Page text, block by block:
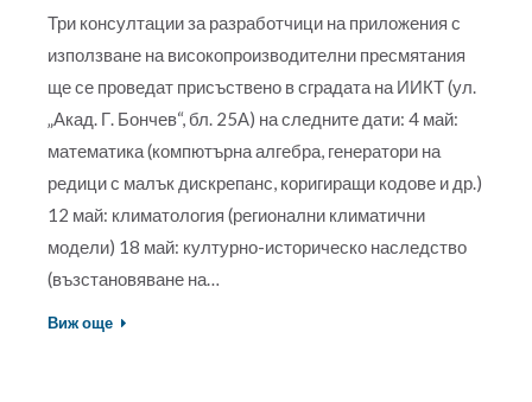
Три консултации за разработчици на приложения с
използване на високопроизводителни пресмятания
ще се проведат присъствено в сградата на ИИКТ (ул.
„Акад. Г. Бончев“, бл. 25А) на следните дати: 4 май:
математика (компютърна алгебра, генератори на
редици с малък дискрепанс, коригиращи кодове и др.)
12 май: климатология (регионални климатични
модели) 18 май: културно-историческо наследство
(възстановяване на…
Виж още